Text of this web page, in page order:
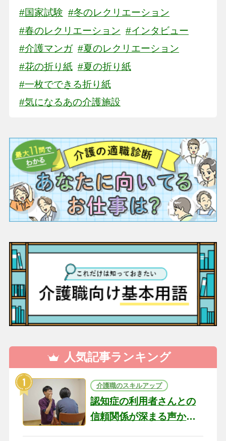
#国家試験 #冬のレクリエーション
#春のレクリエーション #インタビュー
#介護マンガ #夏のレクリエーション
#花の折り紙 #夏の折り紙
#一枚でできる折り紙
#気になるあの介護施設
人気記事ランキング
介護職のスキルアップ
認知症の利用者さんとの
信頼関係が深まる声かけ